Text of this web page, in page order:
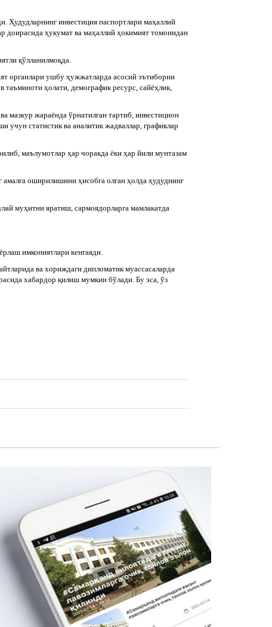
Ҳудудларнинг инвестиция паспортлари маҳаллий
доирасида ҳукумат ва маҳаллий ҳокимият томонидан
қўлланилмоқда.
органлари ушбу ҳужжатларда асосий эътиборни
таъминоти ҳолати, демографик ресурс, сайёҳлик,
мазкур жараёнда ўрнатилган тартиб, инвестицион
учун статистик ва аналитик жадваллар, графиклар
маълумотлар ҳар чоракда ёки ҳар йили мунтазам
оширилишини ҳисобга олган ҳолда ҳудуднинг
муҳитни яратиш, сармоядорларга мамлакатда
имкониятлари кенгаяди.
ва хориждаги дипломатик муассасаларда
хабардор қилиш мумкин бўлади. Бу эса, ўз